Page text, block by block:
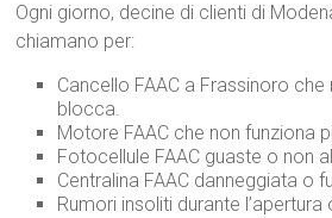
Ogni giorno, decine di clienti di
chiamano per:
Cancello FAAC a Frassinoro
blocca.
Motore FAAC che non funziona
Fotocellule FAAC guaste o non
Centralina FAAC danneggiata o
Rumori insoliti durante l’apertura